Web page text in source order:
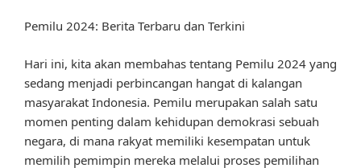
Pemilu 2024: Berita Terbaru dan Terkini
Hari ini, kita akan membahas tentang Pemilu 2024 yang
sedang menjadi perbincangan hangat di kalangan
masyarakat Indonesia. Pemilu merupakan salah satu
momen penting dalam kehidupan demokrasi sebuah
negara, di mana rakyat memiliki kesempatan untuk
memilih pemimpin mereka melalui proses pemilihan